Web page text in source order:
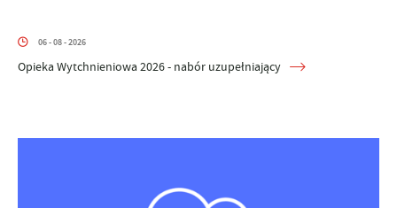
06 - 08 - 2026
Opieka Wytchnieniowa 2026 - nabór uzupełniający